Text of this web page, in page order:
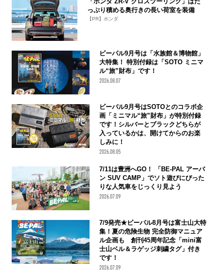
っぷり積める奥行きの長い荷室を装備
【PR】ホンダ
ビーパル9月号は「水族館＆博物館」
大特集！ 特別付録は「SOTO ミニマ
ル“旅”財布」です！
2026.08.07
ビーパル9月号はSOTOとのコラボ企
画「ミニマル“旅”財布」が特別付録
です！シルバーとブラックどちらが
入っているかは、開けてからのお楽
しみに！
2026.08.05
7/11は豊洲へGO！ 「BE-PAL アーバ
ン SUV CAMP」でソト遊びにぴった
りな人気車をじっくり見よう
2026.07.09
7/9発売★ビーパル8月号は富士山大特
集！夏の危険生物 完全防御マニュア
ル企画も 創刊45周年記念「mini富
士山ベル＆ラゲッジ刺繍タグ」付き
です！
2026.07.09